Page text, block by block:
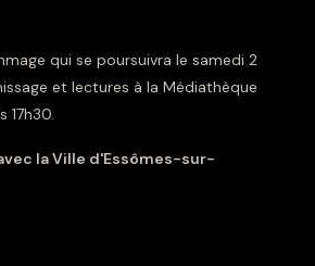
qui se poursuivra le samedi 2
et lectures à la Médiathèque
17h30.
la Ville d'Essômes-sur-